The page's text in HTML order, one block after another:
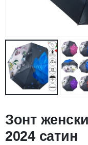
Зонт
2024 сатин